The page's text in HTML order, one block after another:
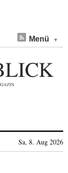
Menü
Sa, 8. Aug 2026